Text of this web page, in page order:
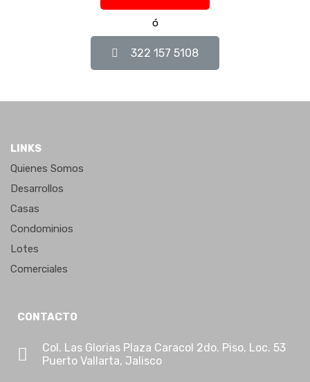
Tipos de propiedad
Casas
Condominios
Condominios Plus
Departamentos
Desarrollos
Lotes
Promociones
ó
322 157 5108
LINKS
Quienes Somos
Desarrollos
Casas
Condominios
Lotes
Comerciales
CONTACTO
Col. Las Glorias Plaza Caracol 2do. Piso, Loc. 53
Puerto Vallarta, Jalisco